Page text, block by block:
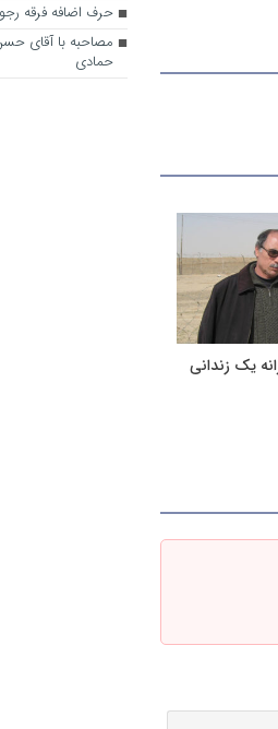
یک زندانی
حرف اضافه فرقه
مصاحبه با آقای
حمادی